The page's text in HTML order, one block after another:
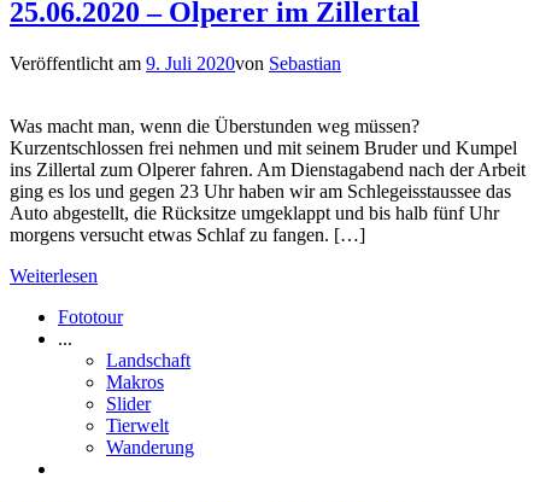
25.06.2020 – Olperer im Zillertal
Veröffentlicht am 9. Juli 2020von Sebastian
Was macht man, wenn die Überstunden weg müssen?
Kurzentschlossen frei nehmen und mit seinem Bruder und Kumpel
ins Zillertal zum Olperer fahren. Am Dienstagabend nach der Arbeit
ging es los und gegen 23 Uhr haben wir am Schlegeisstaussee das
Auto abgestellt, die Rücksitze umgeklappt und bis halb fünf Uhr
morgens versucht etwas Schlaf zu fangen. […]
Weiterlesen
Fototour
...
Landschaft
Makros
Slider
Tierwelt
Wanderung